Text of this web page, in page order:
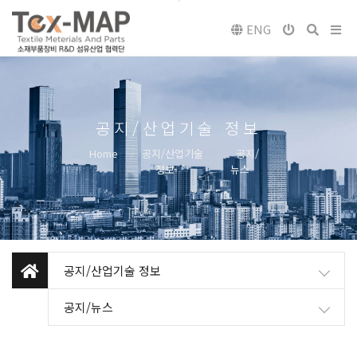
ENG
공지/산업기술 정보
Home
공지/산업기술
정보
공지/
뉴스
공지/산업기술 정보
공지/뉴스